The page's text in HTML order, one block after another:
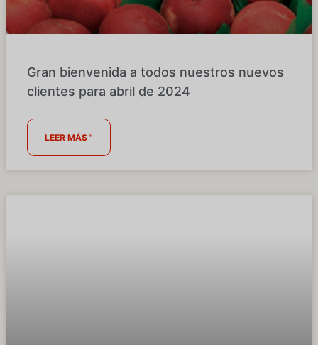
Gran bienvenida a todos nuestros nuevos
clientes para abril de 2024
LEER MÁS "